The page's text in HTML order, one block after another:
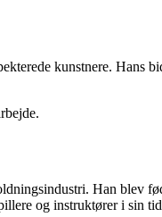
kunstnere. Hans
Han blev
og instruktører i sin